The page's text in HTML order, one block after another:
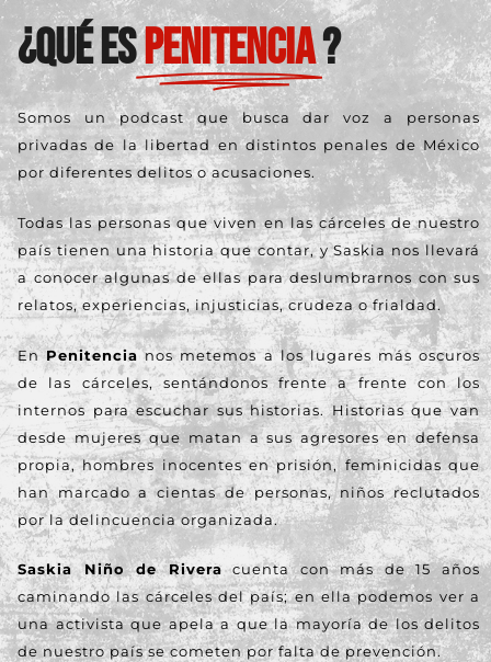
¿QUÉ ESPENITENCIA?
Somos un podcast que busca dar voz a personas
privadas de la libertad en distintos penales de México
por diferentes delitos o acusaciones.
Todas las personas que viven en las cárceles de nuestro
país tienen una historia que contar, y Saskia nos llevará
a conocer algunas de ellas para deslumbrarnos con sus
relatos, experiencias, injusticias, crudeza o frialdad.
EnPenitencianos metemos a los lugares más oscuros
de las cárceles, sentándonos frente a frente con los
internos para escuchar sus historias. Historias que van
desde mujeres que matan a sus agresores en defensa
propia, hombres inocentes en prisión, feminicidas que
han marcado a cientas de personas, niños reclutados
por la delincuencia organizada.
Saskia Niño de Riveracuenta con más de 15 años
caminando las cárceles del país; en ella podemos ver a
una activista que apela a que la mayoría de los delitos
de nuestro país se cometen por falta de prevención.